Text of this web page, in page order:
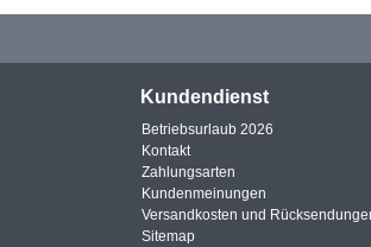
Kundendienst
Betriebsurlaub 2026
Kontakt
Zahlungsarten
Kundenmeinungen
Versandkosten und
Sitemap